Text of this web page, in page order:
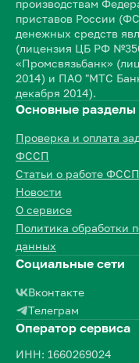
производствам
приставов России
денежных средств
(лицензия ЦБ РФ
«Промсвязьбанк»
2014) и ПАО "МТС
декабря 2014).
Основные разделы
Проверка и оплата
ФССП
Статьи о работе ФССП
Новости
О сервисе
Политика обработки
данных
Социальные сети
Вконтакте
Телеграм
Оператор сервиса
ИНН: 1660269024